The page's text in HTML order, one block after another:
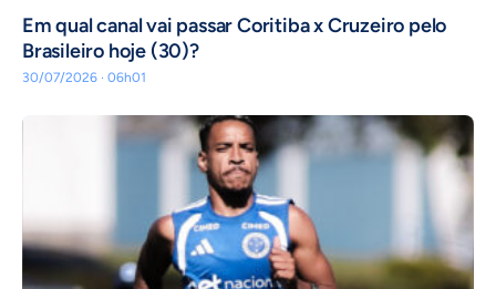
Em qual canal vai passar Coritiba x Cruzeiro pelo
Brasileiro hoje (30)?
30/07/2026 · 06h01